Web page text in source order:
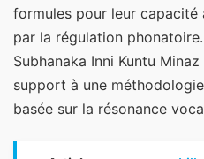
formules pour leur capacité
par la régulation
Subhanaka Inni Kuntu
support à une
basée sur la résonance